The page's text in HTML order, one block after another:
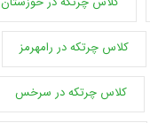
کلاس چرتکه در رامهرمز
کلاس چرتکه در سرخس